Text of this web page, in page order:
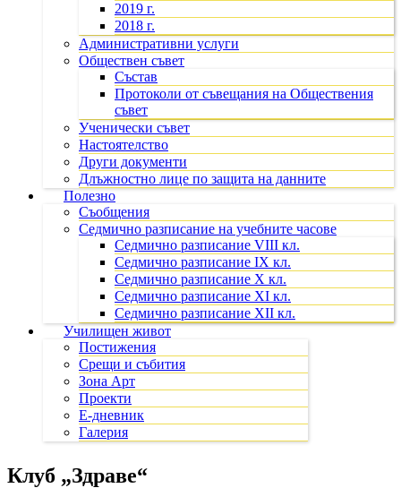
2019 г.
2018 г.
Административни услуги
Обществен съвет
Състав
Протоколи от съвещания на Обществения
съвет
Ученически съвет
Настоятелство
Други документи
Длъжностно лице по защита на данните
Полезно
Съобщения
Седмично разписание на учебните часове
Седмично разписание VIII кл.
Седмично разписание IX кл.
Седмично разписание X кл.
Седмично разписание XI кл.
Седмично разписание XII кл.
Училищен живот
Постижения
Срещи и събития
Зона Арт
Проекти
Е-дневник
Галерия
Клуб „Здраве“